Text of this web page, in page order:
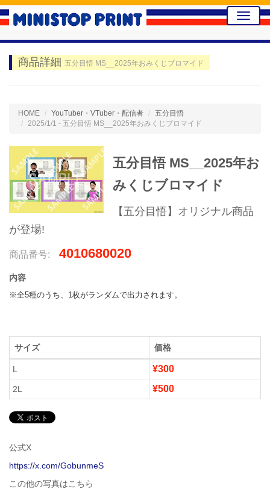
Toggle
商品詳細 五分目悟 MS__2025年おみくじブロマイド
HOME YouTuber・VTuber・配信者
五分目悟
2025/1/1 - 五分目悟 MS__2025年おみくじブロマイド
五分目悟 MS__2025年お
みくじブロマイド
【五分目悟】オリジナル商品
が登場!
商品番号: 4010680020
内容
※全5種のうち、1枚がランダムで出力されます。
サイズ 価格
L ¥300
2L ¥500
公式X
https://x.com/GobunmeS
この他の写真はこちら